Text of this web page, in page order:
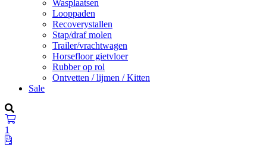
Wasplaatsen
Looppaden
Recoverystallen
Stap/draf molen
Trailer/vrachtwagen
Horsefloor gietvloer
Rubber op rol
Ontvetten / lijmen / Kitten
Sale
1